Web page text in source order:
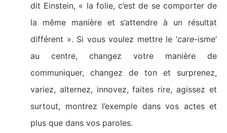
dit Einstein, « la folie, c’est de se comporter de
la même manière et s’attendre à un résultat
différent ». Si vous voulez mettre le ‘care-isme’
au centre, changez votre manière de
communiquer, changez de ton et surprenez,
variez, alternez, innovez, faites rire, agissez et
surtout, montrez l’exemple dans vos actes et
plus que dans vos paroles.